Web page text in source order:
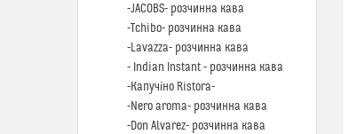
-JACOBS- розчинна кава
-Tchibo- розчинна кава
-Lavazza- розчинна кава
- Indian Instant - розчинна кава
-Капучіно Ristora-
-Nero aroma- розчинна кава
-Don Alvarez- розчинна кава